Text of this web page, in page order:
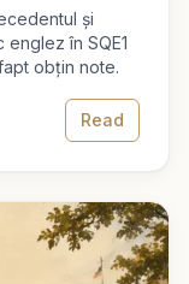
și
în SQE1
obțin note.
Read